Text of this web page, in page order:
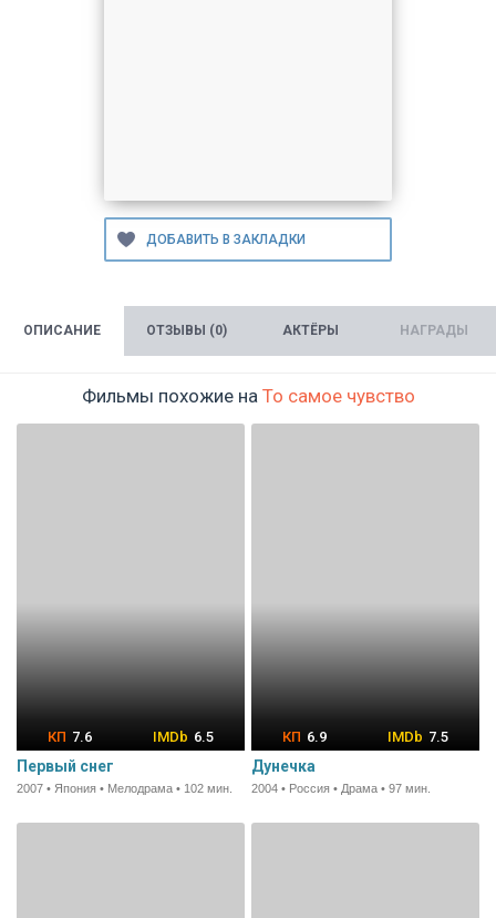
ОПИСАНИЕ ОТЗЫВЫ (0) АКТЁРЫ НАГРАДЫ
Фильмы похожие на То самое чувство
7.6 6.5
Первый снег
2007 • Япония • Мелодрама • 102 мин.
6.9 7.5
Дунечка
2004 • Россия • Драма • 97 мин.